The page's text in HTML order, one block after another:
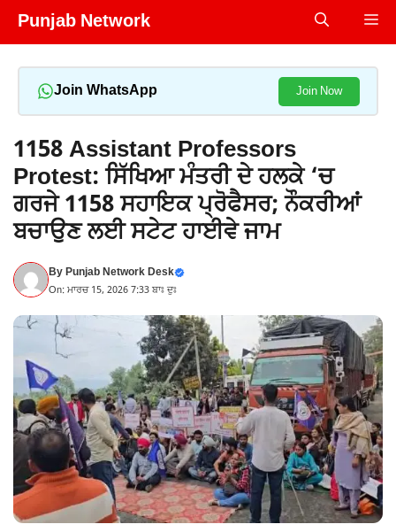
Skip
Punjab Network
Join WhatsApp Join Now
1158 Assistant Professors
Protest: ਸਿੱਖਿਆ ਮੰਤਰੀ ਦੇ ਹਲਕੇ ‘ਚ
ਗਰਜੇ 1158 ਸਹਾਇਕ ਪ੍ਰੋਫੈਸਰ; ਨੌਕਰੀਆਂ
ਬਚਾਉਣ ਲਈ ਸਟੇਟ ਹਾਈਵੇ ਜਾਮ
ByPunjab Network Desk
On: ਮਾਰਚ 15, 2026 7:33 ਬਾਃ ਦੁਃ